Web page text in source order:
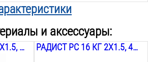
и аксессуары:
РАДИСТ РБК 16 КГ 2Х1.5, 20М РАДИСТ РС 16 КГ 2Х1.5, 40М